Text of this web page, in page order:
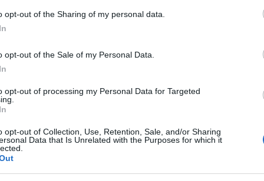
opt-out of the Sharing of my personal data.
opt-out of the Sale of my Personal Data.
opt-out of processing my Personal Data for Targeted
opt-out of Collection, Use, Retention, Sale, and/or Sharing
Data that Is Unrelated with the Purposes for which it
+ Esporta iCal